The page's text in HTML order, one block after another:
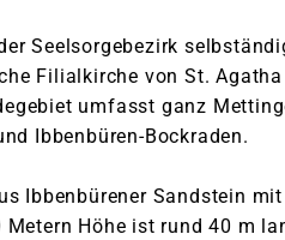
und Jacobus Steinbeck
Westerkappeln
Wersen
Seelsorgebezirk
Filialkirche von St. Agatha
umfasst ganz
Ibbenbüren-Bockraden.
Ibbenbürener Sandstein
Metern Höhe ist rund 40 m